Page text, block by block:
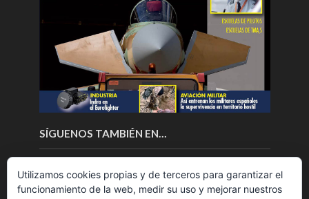
SÍGUENOS TAMBIÉN EN…
Utilizamos cookies propias y de terceros para garantizar el
funcionamiento de la web, medir su uso y mejorar nuestros